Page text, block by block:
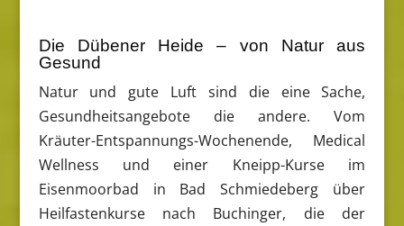
Die Dübener Heide – von Natur aus
Gesund
Natur und gute Luft sind die eine Sache,
Gesundheitsangebote die andere. Vom
Kräuter-Entspannungs-Wochenende, Medical
Wellness und einer Kneipp-Kurse im
Eisenmoorbad in Bad Schmiedeberg über
Heilfastenkurse nach Buchinger, die der